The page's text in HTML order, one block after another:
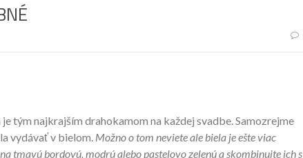
tým najkrajším drahokamom na každej svadbe. Samozrejme
vydávať v bielom. Možno o tom neviete ale biela je ešte viac
tmavú bordovú, modrú alebo pastelovo zelenú a skombinujte ich s